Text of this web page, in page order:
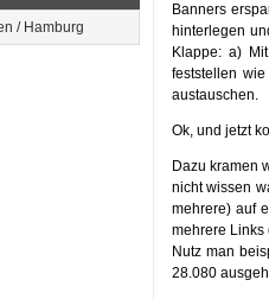
/ Hamburg
Banners
hinterlegen
Klappe: a)
feststellen
austauschen.
Ok, und jetzt
Dazu kramen
nicht wissen
mehrere) auf
mehrere Links
Nutz man
28.080